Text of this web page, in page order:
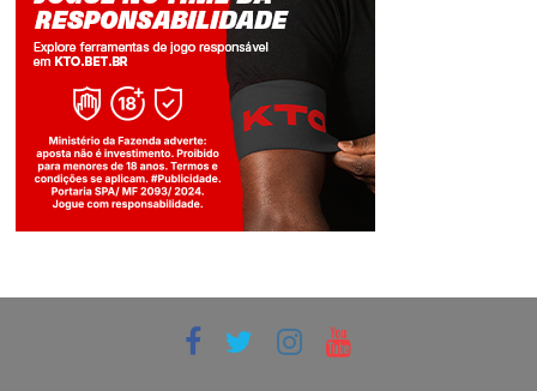
Jogue com responsabilidade. 18+